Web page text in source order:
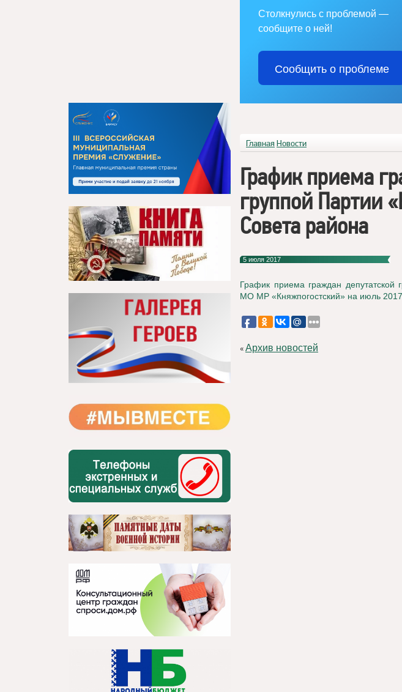
Столкнулись с проблемой —
сообщите о ней!
Сообщить о проблеме
Главная Новости
График приема
группой Партии
Совета района
5 июля 2017
График приема граждан
МО МР «Княжпогостский» на июль 2017
«Архив новостей